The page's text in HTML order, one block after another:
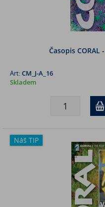
Časopis
Art:CM_J-A_16
Skladem
Náš TIP